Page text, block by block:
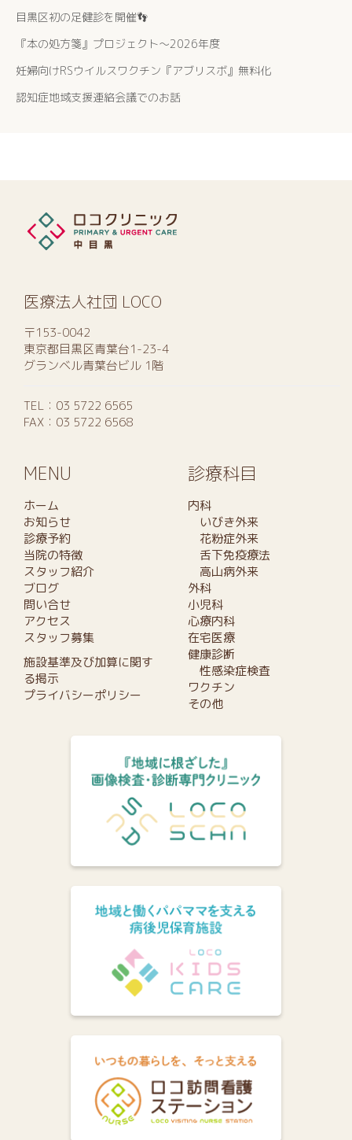
目黒区初の足健診を開催👣
『本の処方箋』プロジェクト〜2026年度
妊婦向けRSウイルスワクチン『アブリスボ』無料化
認知症地域支援連絡会議でのお話
医療法人社団 LOCO
〒153-0042
東京都目黒区青葉台1-23-4
グランベル青葉台ビル 1階
TEL： 03 5722 6565
FAX：03 5722 6568
MENU
ホーム
お知らせ
診療予約
当院の特徴
スタッフ紹介
ブログ
問い合せ
アクセス
スタッフ募集
施設基準及び加算に関す
る掲示
プライバシーポリシー
診療科目
内科
いびき外来
花粉症外来
舌下免疫療法
高山病外来
外科
小児科
心療内科
在宅医療
健康診断
性感染症検査
ワクチン
その他